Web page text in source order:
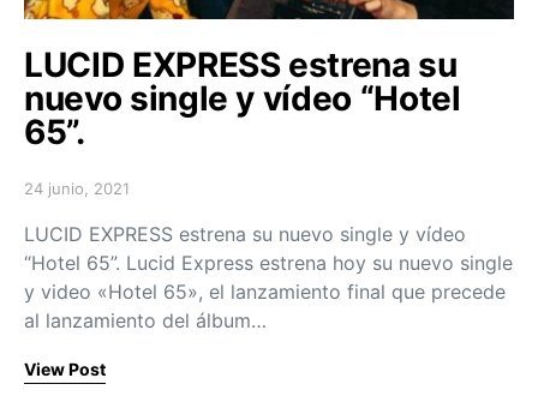
LUCID EXPRESS estrena su
nuevo single y vídeo “Hotel
65”.
Posted on
24 junio, 2021
LUCID EXPRESS estrena su nuevo single y vídeo
“Hotel 65”. Lucid Express estrena hoy su nuevo single
y video «Hotel 65», el lanzamiento final que precede
al lanzamiento del álbum…
View Post